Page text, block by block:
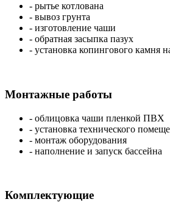
- рытье котлована
- вывоз грунта
- изготовление чаши
- обратная засыпка пазух
- установка копингового камня
Монтажные работы
- облицовка чаши пленкой ПВХ
- установка технического
- монтаж оборудования
- наполнение и запуск бассейна
Комплектующие